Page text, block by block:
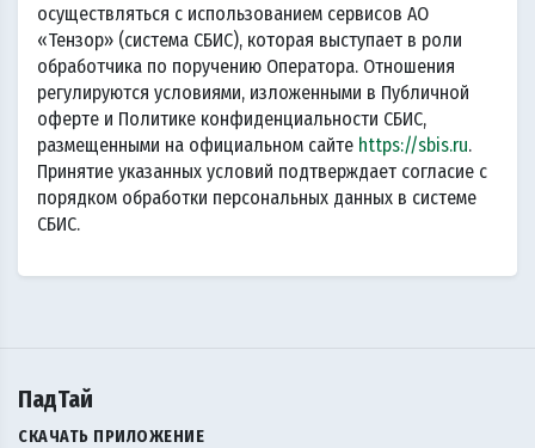
осуществляться с использованием сервисов АО
«Тензор» (система СБИС), которая выступает в роли
обработчика по поручению Оператора. Отношения
регулируются условиями, изложенными в Публичной
оферте и Политике конфиденциальности СБИС,
размещенными на официальном сайте https://sbis.ru.
Принятие указанных условий подтверждает согласие с
порядком обработки персональных данных в системе
СБИС.
ПадТай
СКАЧАТЬ ПРИЛОЖЕНИЕ